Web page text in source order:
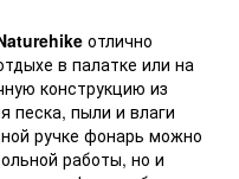
отлично
в палатке или на
конструкцию из
песка, пыли и влаги
ручке фонарь можно
работы, но и